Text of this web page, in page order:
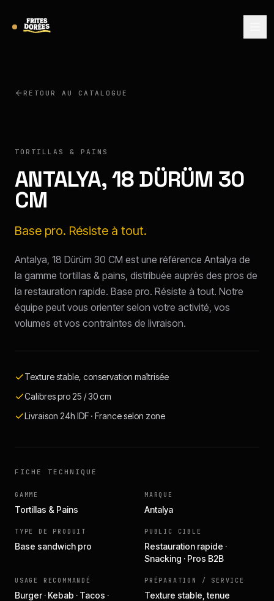
RETOUR AU CATALOGUE
TORTILLAS & PAINS
ANTALYA, 18 DÜRÜM 30
CM
Base pro. Résiste à tout.
Antalya, 18 Dürüm 30 CM est une référence Antalya de
la gamme tortillas & pains, distribuée auprès des pros de
la restauration rapide. Base pro. Résiste à tout. Notre
équipe peut vous orienter selon votre activité, vos
volumes et vos contraintes de livraison.
Texture stable, conservation maîtrisée
Calibres pro 25 / 30 cm
Livraison 24h IDF · France selon zone
FICHE TECHNIQUE
GAMME
Tortillas & Pains
MARQUE
Antalya
TYPE DE PRODUIT
Base sandwich pro
PUBLIC CIBLE
Restauration rapide ·
Snacking · Pros B2B
USAGE RECOMMANDÉ
Burger · Kebab · Tacos ·
PRÉPARATION / SERVICE
Texture stable, tenue